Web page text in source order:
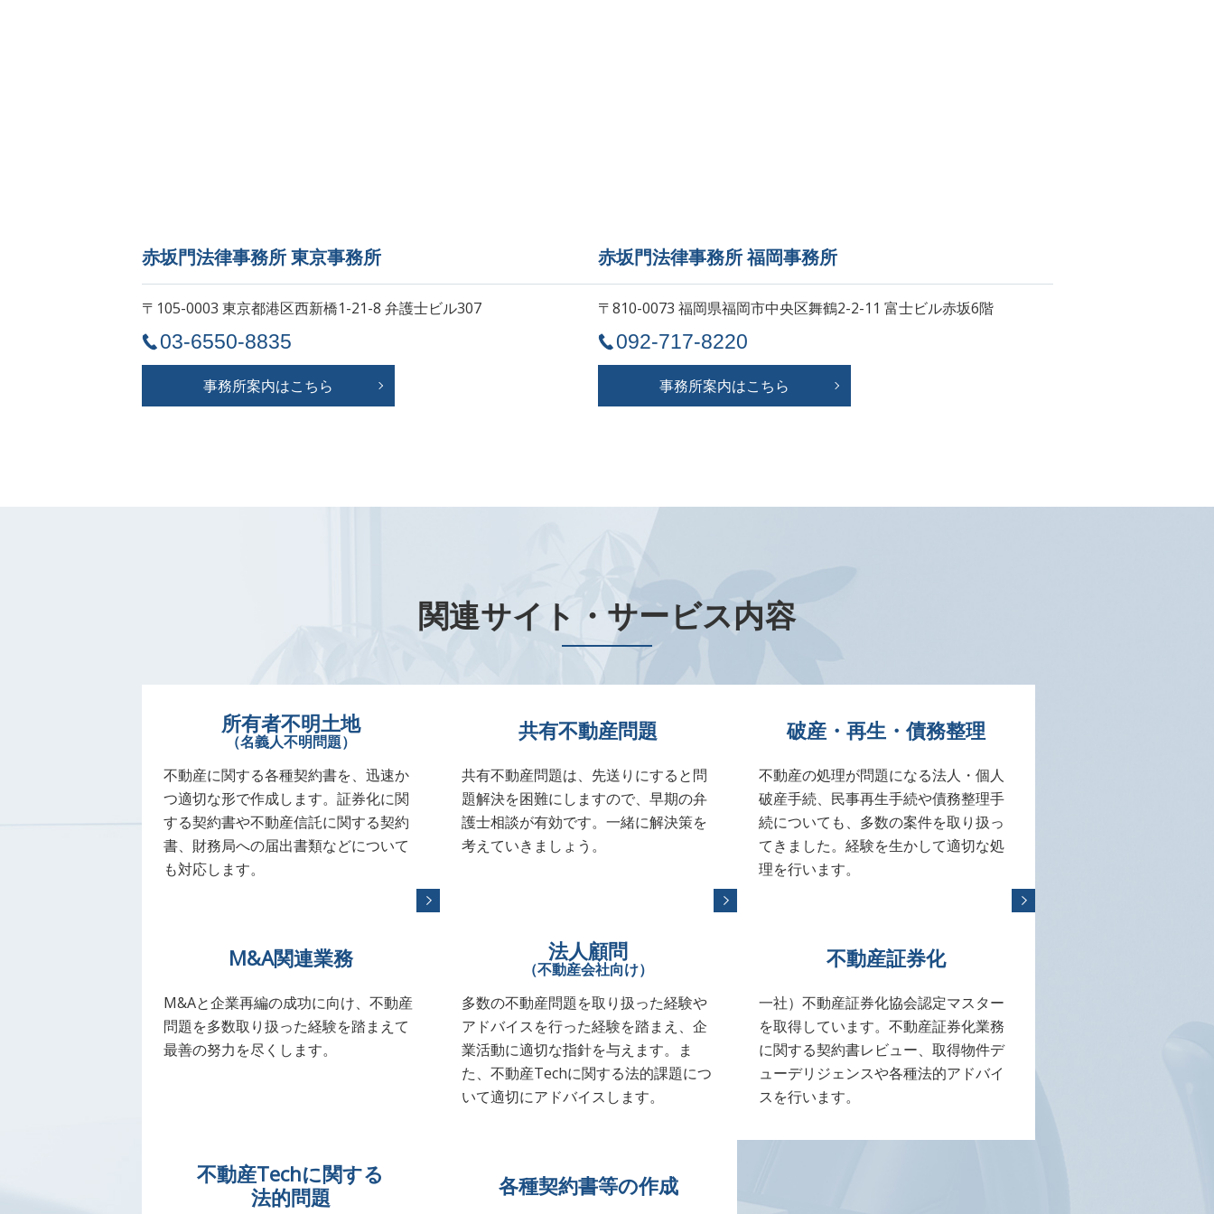
赤坂門法律事務所 東京事務所
〒105-0003 東京都港区西新橋1-21-8 弁護士ビル307
03-6550-8835
事務所案内はこちら
赤坂門法律事務所 福岡事務所
〒810-0073 福岡県福岡市中央区舞鶴2-2-11 富士ビル赤坂6階
092-717-8220
事務所案内はこちら
関連サイト・サービス内容
所有者不明土地
（名義人不明問題）
不動産に関する各種契約書を、迅速か
つ適切な形で作成します。証券化に関
する契約書や不動産信託に関する契約
書、財務局への届出書類などについて
も対応します。
共有不動産問題
共有不動産問題は、先送りにすると問
題解決を困難にしますので、早期の弁
護士相談が有効です。一緒に解決策を
考えていきましょう。
破産・再生・債務整理
不動産の処理が問題になる法人・個人
破産手続、民事再生手続や債務整理手
続についても、多数の案件を取り扱っ
てきました。経験を生かして適切な処
理を行います。
M&A関連業務
M&Aと企業再編の成功に向け、不動産
問題を多数取り扱った経験を踏まえて
最善の努力を尽くします。
法人顧問
（不動産会社向け）
多数の不動産問題を取り扱った経験や
アドバイスを行った経験を踏まえ、企
業活動に適切な指針を与えます。ま
た、不動産Techに関する法的課題につ
いて適切にアドバイスします。
不動産証券化
一社）不動産証券化協会認定マスター
を取得しています。不動産証券化業務
に関する契約書レビュー、取得物件デ
ューデリジェンスや各種法的アドバイ
スを行います。
不動産Techに関する
法的問題
各種契約書等の作成